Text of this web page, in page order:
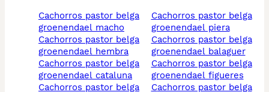
cachorros pastor belga
groenendael macho
cachorros pastor belga
groenendael hembra
cachorros pastor belga
groenendael cataluna
cachorros pastor belga
cachorros pastor belga
groenendael piera
cachorros pastor belga
groenendael balaguer
cachorros pastor belga
groenendael figueres
cachorros pastor belga